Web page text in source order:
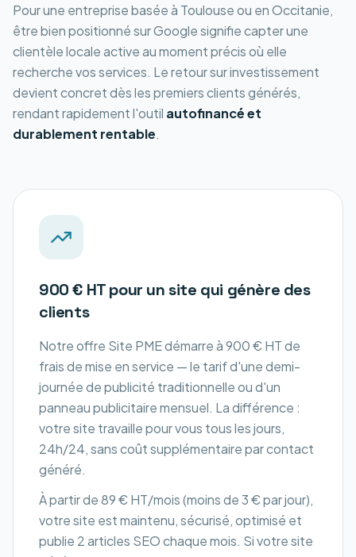
Pour une entreprise basée à Toulouse ou en Occitanie,
être bien positionné sur Google signifie capter une
clientèle locale active au moment précis où elle
recherche vos services. Le retour sur investissement
devient concret dès les premiers clients générés,
rendant rapidement l'outil autofinancé et
durablement rentable.
900 € HT pour un site qui génère des
clients
Notre offre Site PME démarre à 900 € HT de
frais de mise en service — le tarif d'une demi-
journée de publicité traditionnelle ou d'un
panneau publicitaire mensuel. La différence :
votre site travaille pour vous tous les jours,
24h/24, sans coût supplémentaire par contact
généré.
À partir de 89 € HT/mois (moins de 3 € par jour),
votre site est maintenu, sécurisé, optimisé et
publie 2 articles SEO chaque mois. Si votre site